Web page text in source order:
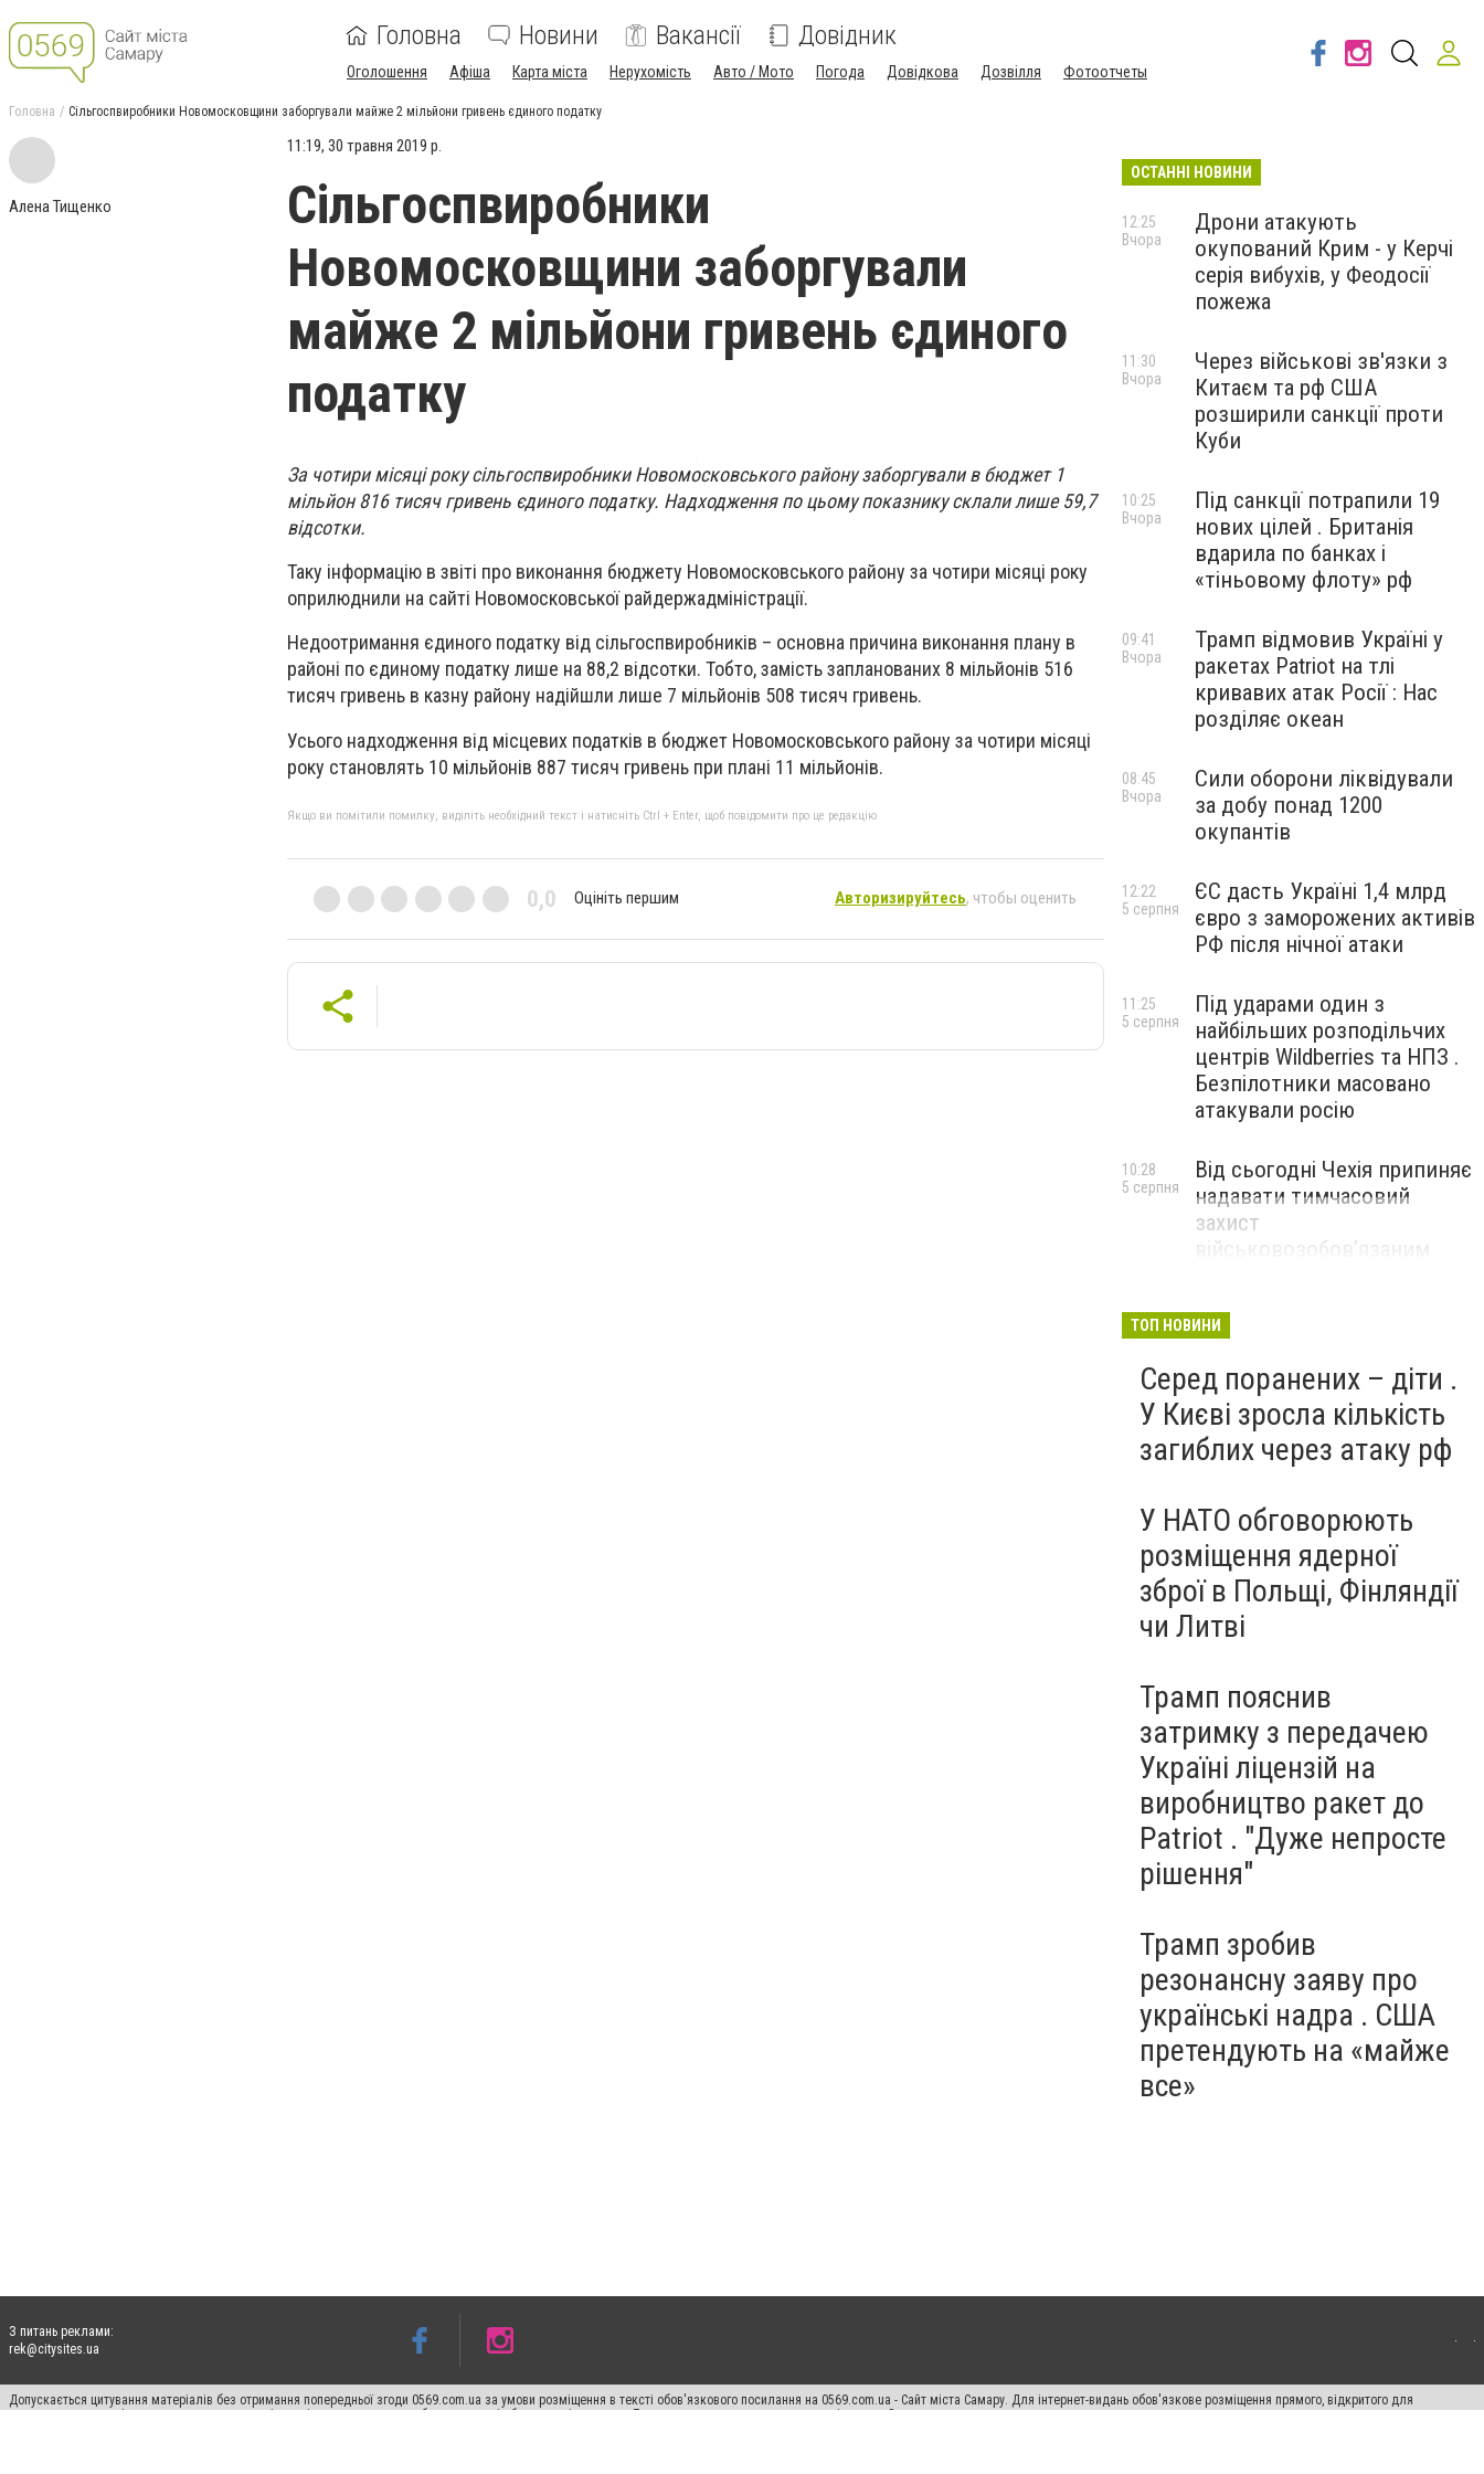
Головна Новини Вакансії Довідник
Оголошення Афіша Карта міста Нерухомість Авто / Мото Погода Довідкова Дозвілля Фотоотчеты
Головна Сільгоспвиробники Новомосковщини заборгували майже 2 мільйони гривень єдиного податку
Алена Тищенко
11:19, 30 травня 2019 р.
Сільгоспвиробники
Новомосковщини заборгували
майже 2 мільйони гривень єдиного
податку
За чотири місяці року сільгоспвиробники Новомосковського району заборгували в бюджет 1
мільйон 816 тисяч гривень єдиного податку. Надходження по цьому показнику склали лише 59,7
відсотки.
Таку інформацію в звіті про виконання бюджету Новомосковського району за чотири місяці року
оприлюднили на сайті Новомосковської райдержадміністрації.
Недоотримання єдиного податку від сільгоспвиробників – основна причина виконання плану в
районі по єдиному податку лише на 88,2 відсотки. Тобто, замість запланованих 8 мільйонів 516
тисяч гривень в казну району надійшли лише 7 мільйонів 508 тисяч гривень.
Усього надходження від місцевих податків в бюджет Новомосковського району за чотири місяці
року становлять 10 мільйонів 887 тисяч гривень при плані 11 мільйонів.
Якщо ви помітили помилку, виділіть необхідний текст і натисніть Ctrl + Enter, щоб повідомити про це редакцію
0,0 Оцініть першим Авторизируйтесь, чтобы оценить
ОСТАННІ НОВИНИ
Дрони атакують
окупований Крим - у Керчі
серія вибухів, у Феодосії
пожежа
12:25
Вчора
Через військові зв'язки з
Китаєм та рф США
розширили санкції проти
Куби
11:30
Вчора
Під санкції потрапили 19
нових цілей . Британія
вдарила по банках і
«тіньовому флоту» рф
10:25
Вчора
Трамп відмовив Україні у
ракетах Patriot на тлі
кривавих атак Росії : Нас
розділяє океан
09:41
Вчора
Сили оборони ліквідували
за добу понад 1200
окупантів
08:45
Вчора
ЄС дасть Україні 1,4 млрд
євро з заморожених активів
РФ після нічної атаки
12:22
5 серпня
Під ударами один з
найбільших розподільчих
центрів Wildberries та НПЗ .
Безпілотники масовано
атакували росію
11:25
5 серпня
Від сьогодні Чехія припиняє
надавати тимчасовий
захист
військовозобов’язаним
10:28
5 серпня
ТОП НОВИНИ
Серед поранених – діти .
У Києві зросла кількість
загиблих через атаку рф
У НАТО обговорюють
розміщення ядерної
зброї в Польщі, Фінляндії
чи Литві
Трамп пояснив
затримку з передачею
Україні ліцензій на
виробництво ракет до
Patriot . "Дуже непросте
рішення"
Трамп зробив
резонансну заяву про
українські надра . США
претендують на «майже
все»
З питань реклами:
rek@citysites.ua
Допускається цитування матеріалів без отримання попередньої згоди 0569.com.ua за умови розміщення в тексті обов'язкового посилання на 0569.com.ua - Сайт міста Самару. Для інтернет-видань обов'язкове розміщення прямого, відкритого для
пошукових систем гіперпосилання на цитовані статті не нижче другого абзацу в тексті або в якості джерела. Порушення виняткових прав переслідується Законом.